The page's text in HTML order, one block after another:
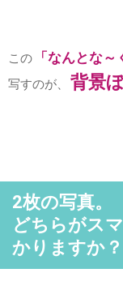
この 「なんとな～
写すのが、 背景
2枚の写真。
どちらがス
かりますか？